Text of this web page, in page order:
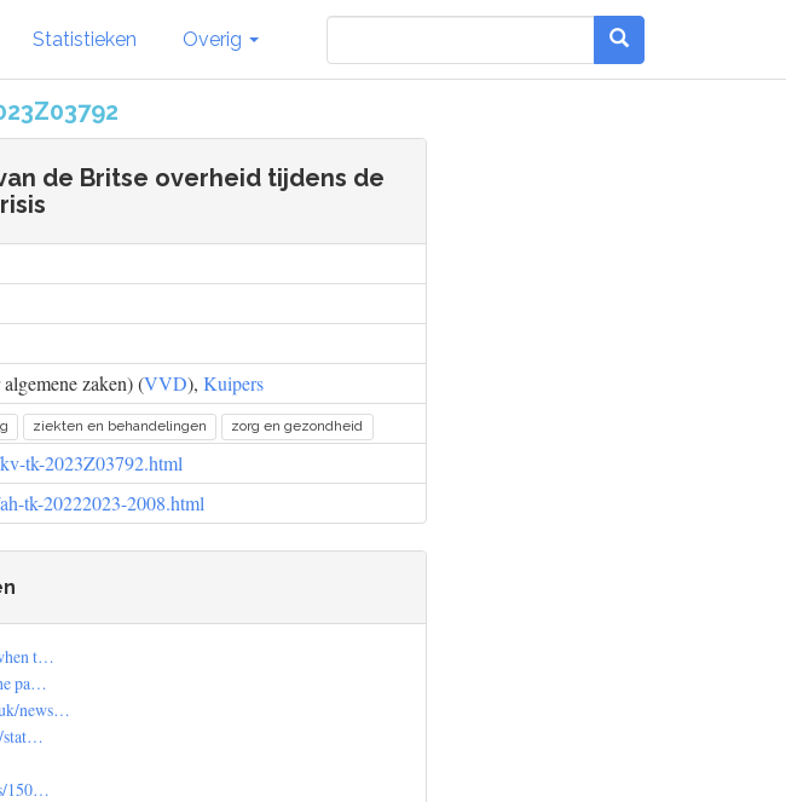
Statistieken Overig
de Britse overheid tijdens de
zaken) (VVD), Kuipers
ziekten en behandelingen zorg en gezondheid
tk-2023Z03792.html
tk-20222023-2008.html
t…
pa…
news…
stat…
150…